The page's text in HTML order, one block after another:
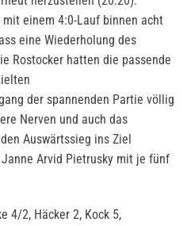
einem 4:0-Lauf binnen acht
eine Wiederholung des
Rostocker hatten die passende
der spannenden Partie völlig
Nerven und auch das
Auswärtssieg ins Ziel
Arvid Pietrusky mit je fünf
4/2, Häcker 2, Kock 5,